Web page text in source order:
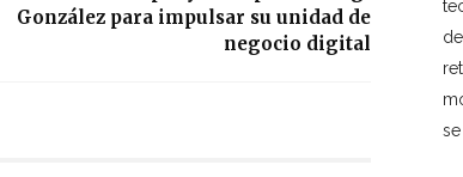
González para impulsar su unidad de
negocio digital